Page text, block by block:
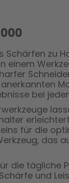
Schärfen zu
bei
für die
das
die tägliche
und